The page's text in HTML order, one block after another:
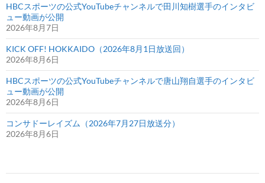
HBCスポーツの公式YouTubeチャンネルで田川知樹選手のインタビ
ュー動画が公開
2026年8月7日
KICK OFF! HOKKAIDO（2026年8月1日放送回）
2026年8月6日
HBCスポーツの公式YouTubeチャンネルで唐山翔自選手のインタビ
ュー動画が公開
2026年8月6日
コンサドーレイズム（2026年7月27日放送分）
2026年8月6日